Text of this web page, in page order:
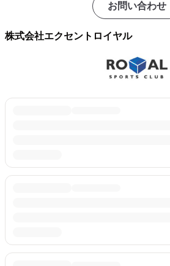
お問い合わせ
株式会社エクセントロイヤル